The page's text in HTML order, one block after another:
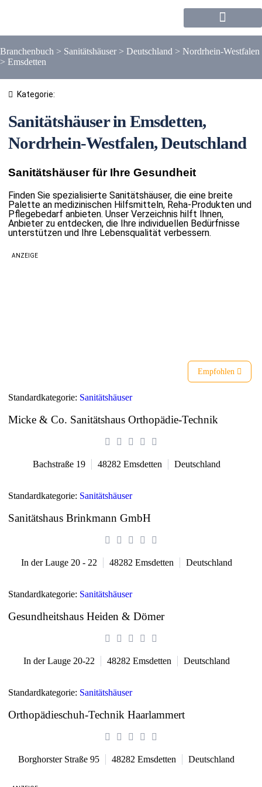
Branchenbuch > Sanitätshäuser > Deutschland > Nordrhein-Westfalen
> Emsdetten
Kategorie:
Sanitätshäuser in Emsdetten,
Nordrhein-Westfalen, Deutschland
Sanitätshäuser für Ihre Gesundheit
Finden Sie spezialisierte Sanitätshäuser, die eine breite
Palette an medizinischen Hilfsmitteln, Reha-Produkten und
Pflegebedarf anbieten. Unser Verzeichnis hilft Ihnen,
Anbieter zu entdecken, die Ihre individuellen Bedürfnisse
unterstützen und Ihre Lebensqualität verbessern.
ANZEIGE
Empfohlen
Standardkategorie: Sanitätshäuser
Micke & Co. Sanitätshaus Orthopädie-Technik
Bachstraße 19 48282 Emsdetten Deutschland
Standardkategorie: Sanitätshäuser
Sanitätshaus Brinkmann GmbH
In der Lauge 20 - 22 48282 Emsdetten Deutschland
Standardkategorie: Sanitätshäuser
Gesundheitshaus Heiden & Dömer
In der Lauge 20-22 48282 Emsdetten Deutschland
Standardkategorie: Sanitätshäuser
Orthopädieschuh-Technik Haarlammert
Borghorster Straße 95 48282 Emsdetten Deutschland